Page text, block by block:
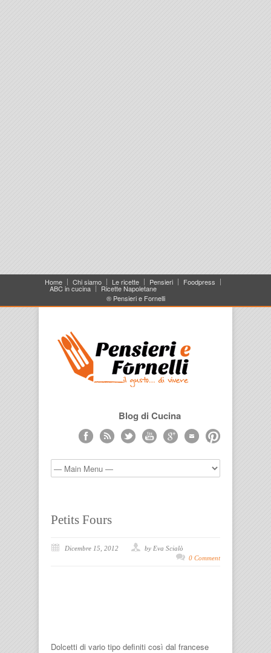
Home Chi siamo Le ricette Pensieri Foodpress
ABC in cucina
Ricette Napoletane
® Pensieri e Fornelli
Blog di Cucina
Petits Fours
Dicembre 15, 2012
by Eva Scialò
0 Comment
Dolcetti di vario tipo definiti così dal francese